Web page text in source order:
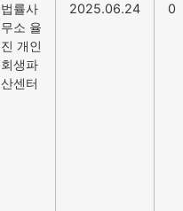
법률사
무소 율
진 개인
회생파
산센터
2025.06.24 0